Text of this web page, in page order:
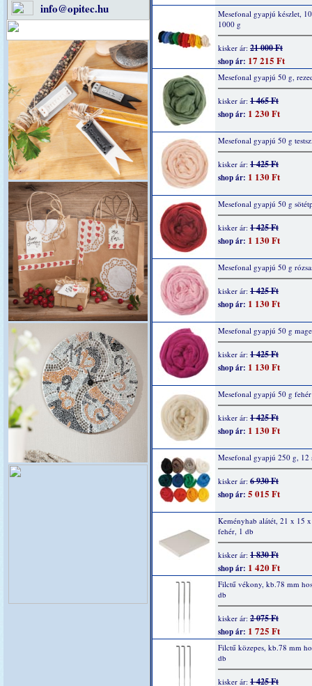
info@opitec.hu
Mesefonal gyapjú készlet,
1000 g
kisker ár: 21 000 Ft
shop ár: 17 215 Ft
Mesefonal gyapjú 50 g,
kisker ár: 1 465 Ft
shop ár: 1 230 Ft
Mesefonal gyapjú 50 g
kisker ár: 1 425 Ft
shop ár: 1 130 Ft
Mesefonal gyapjú 50 g
kisker ár: 1 425 Ft
shop ár: 1 130 Ft
Mesefonal gyapjú 50 g
kisker ár: 1 425 Ft
shop ár: 1 130 Ft
Mesefonal gyapjú 50 g
kisker ár: 1 425 Ft
shop ár: 1 130 Ft
Mesefonal gyapjú 50 g fehér
kisker ár: 1 425 Ft
shop ár: 1 130 Ft
Mesefonal gyapjú 250 g, 12
kisker ár: 6 930 Ft
shop ár: 5 015 Ft
Keményhab alátét, 21 x 15
fehér, 1 db
kisker ár: 1 830 Ft
shop ár: 1 420 Ft
Filctű vékony, kb.78 mm
db
kisker ár: 2 075 Ft
shop ár: 1 725 Ft
Filctű közepes, kb.78 mm
db
kisker ár: 1 425 Ft